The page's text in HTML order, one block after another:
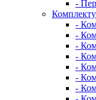
-
-
-
-
-
-
-
-